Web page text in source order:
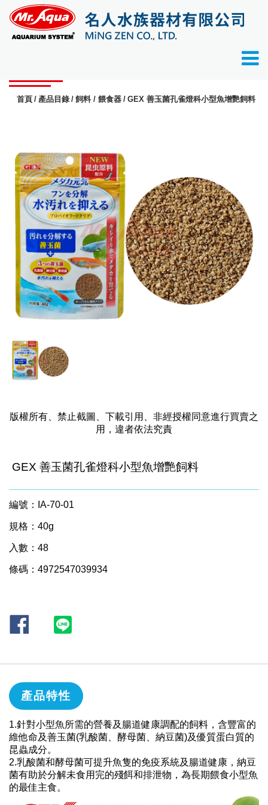
首頁 產品目錄 飼料 / 餵食器 GEX 善玉菌孔雀燈科小型魚增艷飼料
版權所有、禁止截圖、下載引用、非經授權同意進行買賣之
用，違者依法究責
GEX 善玉菌孔雀燈科小型魚增艷飼料
編號：IA-70-01
規格：40g
入數：48
條碼：4972547039934
產品特性
1.針對小型魚所需的營養及腸道健康調配的飼料，含豐富的
維他命及善玉菌(乳酸菌、酵母菌、納豆菌)及優質蛋白質的
昆蟲成分。
2.乳酸菌和酵母菌可提升魚隻的免疫系統及腸道健康，納豆
菌有助於分解未食用完的殘餌和排泄物，為長期餵食小型魚
的最佳主食。